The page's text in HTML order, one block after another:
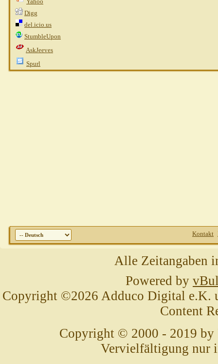
Digg
del.icio.us
StumbleUpon
AskJeeves
Spurl
Kontakt
Alle Zeitangaben
Powered by
Copyright ©2026 Adduco Digital e.K.
Content
Copyright © 2000 - 2019 by
Vervielfältigung nur